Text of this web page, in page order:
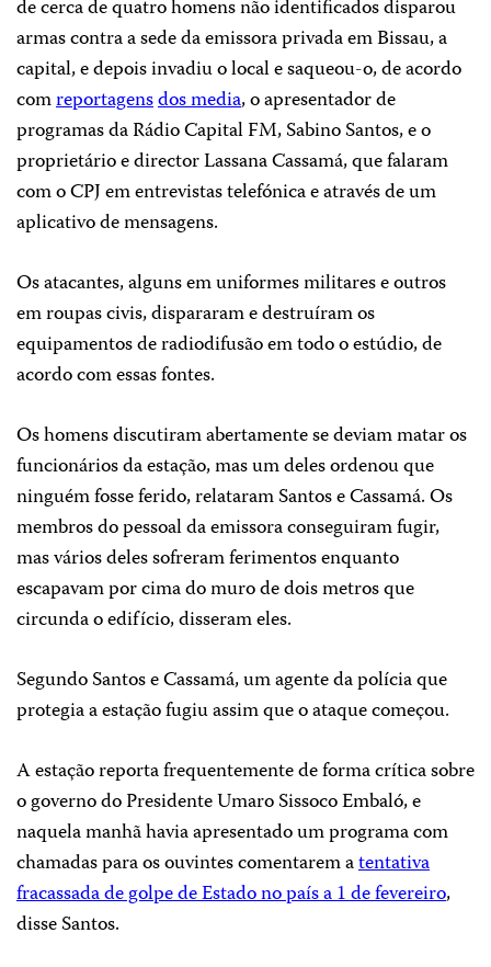
de cerca de quatro homens não identificados disparou
armas contra a sede da emissora privada em Bissau, a
capital, e depois invadiu o local e saqueou-o, de acordo
comreportagensdos media, o apresentador de
programas da Rádio Capital FM, Sabino Santos, e o
proprietário e director Lassana Cassamá, que falaram
com o CPJ em entrevistas telefónica e através de um
aplicativo de mensagens.
Os atacantes, alguns em uniformes militares e outros
em roupas civis, dispararam e destruíram os
equipamentos de radiodifusão em todo o estúdio, de
acordo com essas fontes.
Os homens discutiram abertamente se deviam matar os
funcionários da estação, mas um deles ordenou que
ninguém fosse ferido, relataram Santos e Cassamá. Os
membros do pessoal da emissora conseguiram fugir,
mas vários deles sofreram ferimentos enquanto
escapavam por cima do muro de dois metros que
circunda o edifício, disseram eles.
Segundo Santos e Cassamá, um agente da polícia que
protegia a estação fugiu assim que o ataque começou.
A estação reporta frequentemente de forma crítica sobre
o governo do Presidente Umaro Sissoco Embaló, e
naquela manhã havia apresentado um programa com
chamadas para os ouvintes comentarem atentativa
fracassada de golpe de Estado no país a 1 de fevereiro,
disse Santos.